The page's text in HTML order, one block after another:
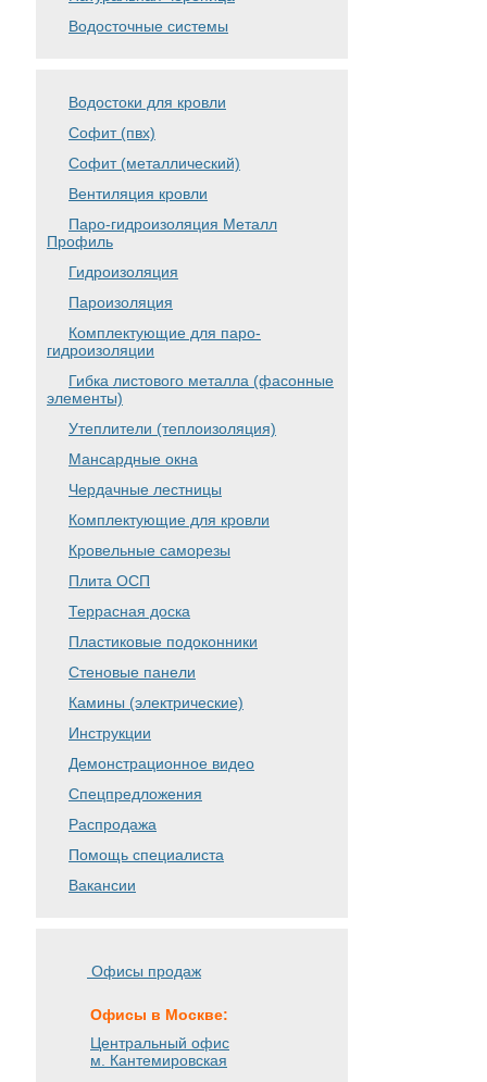
Водосточные системы
Водостоки для кровли
Софит (пвх)
Софит (металлический)
Вентиляция кровли
Паро-гидроизоляция Металл
Профиль
Гидроизоляция
Пароизоляция
Комплектующие для паро-
гидроизоляции
Гибка листового металла (фасонные
элементы)
Утеплители (теплоизоляция)
Мансардные окна
Чердачные лестницы
Комплектующие для кровли
Кровельные саморезы
Плита ОСП
Террасная доска
Пластиковые подоконники
Стеновые панели
Камины (электрические)
Инструкции
Демонстрационное видео
Спецпредложения
Распродажа
Помощь специалиста
Вакансии
Офисы продаж
Офисы в Москве:
Центральный офис
м. Кантемировская